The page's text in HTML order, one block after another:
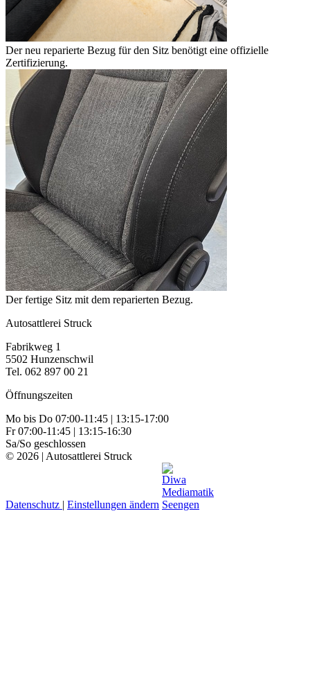
Der neu reparierte Bezug für den Sitz benötigt eine offizielle
Zertifizierung.
Der fertige Sitz mit dem reparierten Bezug.
Autosattlerei Struck
Fabrikweg 1
5502 Hunzenschwil
Tel. 062 897 00 21
Öffnungszeiten
Mo bis Do 07:00-11:45 | 13:15-17:00
Fr 07:00-11:45 | 13:15-16:30
Sa/So geschlossen
© 2026 | Autosattlerei Struck
Datenschutz | Einstellungen ändern